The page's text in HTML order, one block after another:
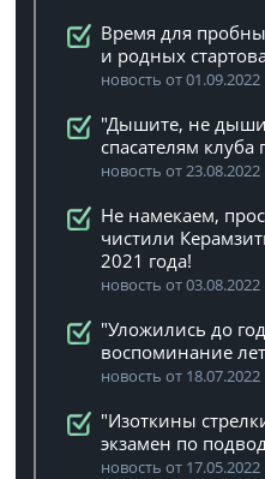
Время для
и родных
новость от 01.09.2022
"Дышите, не
спасателям клуба
новость от 23.08.2022
Не намекаем,
чистили
2021 года!
новость от 03.08.2022
"Уложились до
воспоминание
новость от 18.07.2022
"Изоткины
экзамен по
новость от 17.05.2022